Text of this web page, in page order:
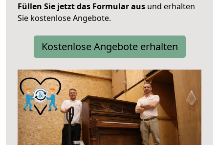
Füllen Sie jetzt das Formular aus und erhalten
Sie kostenlose Angebote.
Kostenlose Angebote erhalten